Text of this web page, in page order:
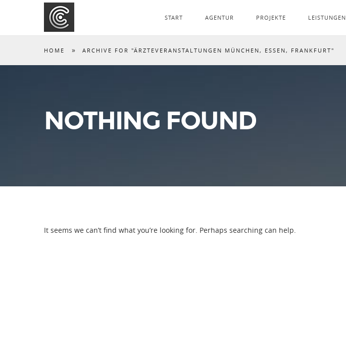
START AGENTUR PROJEKTE LEISTUNGEN
HOME » ARCHIVE FOR "ÄRZTEVERANSTALTUNGEN MÜNCHEN, ESSEN, FRANKFURT"
NOTHING FOUND
It seems we can’t find what you’re looking for. Perhaps searching can help.